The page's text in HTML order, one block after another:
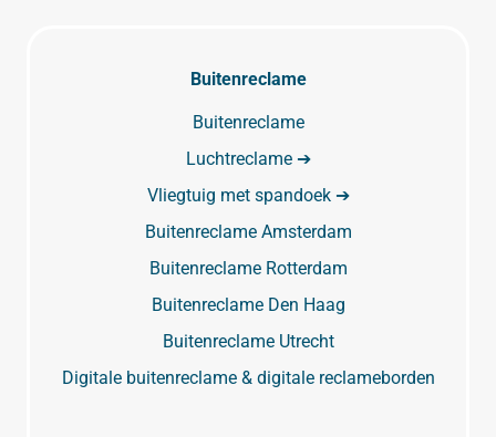
Buitenreclame
Buitenreclame
Luchtreclame ➔
Vliegtuig met spandoek ➔
Buitenreclame Amsterdam
Buitenreclame Rotterdam
Buitenreclame Den Haag
Buitenreclame Utrecht
Digitale buitenreclame & digitale reclameborden